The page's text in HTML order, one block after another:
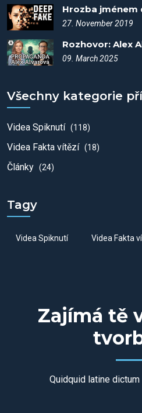
Hrozba jménem
27. November 2019
Rozhovor: Alex
09. March 2025
Všechny kategorie
Videa Spiknutí (118)
Videa Fakta vítězí (18)
Články (24)
Tagy
Videa Spiknutí Videa Fakta
Zajímá tě
Quidquid latine